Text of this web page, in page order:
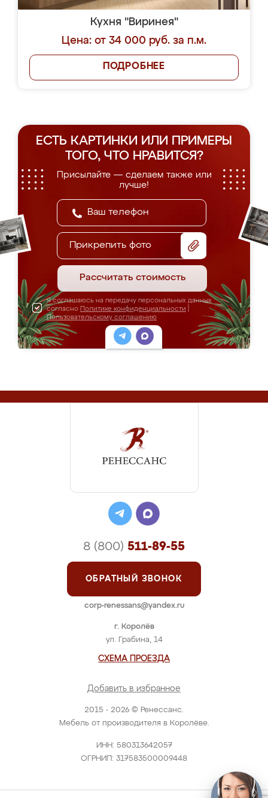
Кухня "Виринея"
Цена: от 34 000 руб. за п.м.
ПОДРОБНЕЕ
ЕСТЬ КАРТИНКИ ИЛИ ПРИМЕРЫ
ТОГО, ЧТО НРАВИТСЯ?
Присылайте — сделаем также или
лучше!
Прикрепить фото
Рассчитать стоимость
Я соглашаюсь на передачу персональных данных
согласно Политике конфиденциальности
Пользовательскому соглашению
2015 - 2026 © Ренессанс.
Мебель от производителя в Королёве.
ИНН: 580313642057
ОГРНИП: 317583500009448
г. Королёв
ул. Грабина, 14
СХЕМА ПРОЕЗДА
Добавить в избранное
8 (800) 511-89-55
ОБРАТНЫЙ ЗВОНОК
corp-renessans@yandex.ru